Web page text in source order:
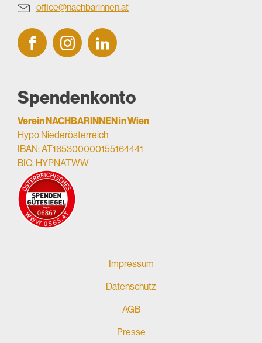
office@nachbarinnen.at
Spendenkonto
Verein NACHBARINNEN in Wien
Hypo Niederösterreich
IBAN: AT165300000155164441
BIC: HYPNATWW
Impressum
Datenschutz
AGB
Presse